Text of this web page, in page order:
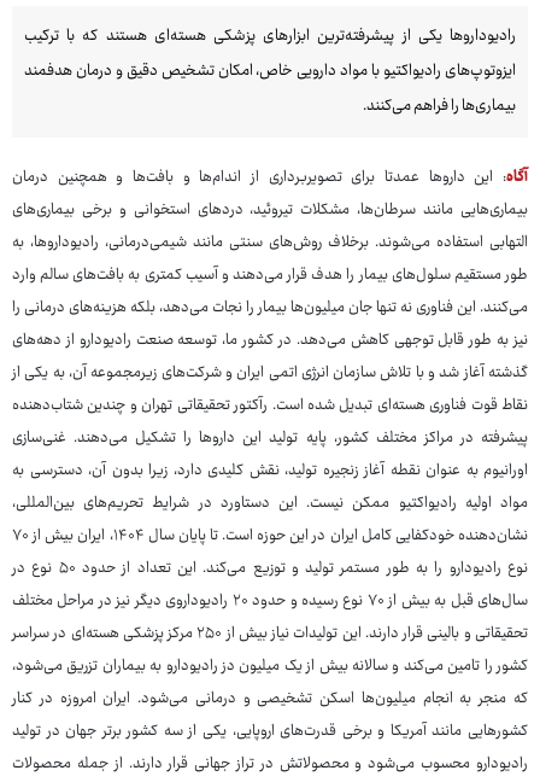
رادیوداروها یکی از پیشرفته‌ترین ابزارهای پزشکی هسته‌ای هستند که با ترکیب
ایزوتوپ‌های رادیواکتیو با مواد دارویی خاص، امکان تشخیص دقیق و درمان هدفمند
بیماری‌ها را فراهم می‌کنند.
آگاه: این داروها عمدتا برای تصویربرداری از اندام‌ها و بافت‌ها و همچنین درمان
بیماری‌هایی مانند سرطان‌ها، مشکلات تیروئید، دردهای استخوانی و برخی بیماری‌های
التهابی استفاده می‌شوند. برخلاف روش‌های سنتی مانند شیمی‌درمانی، رادیوداروها، به
طور مستقیم سلول‌های بیمار را هدف قرار می‌دهند و آسیب کمتری به بافت‌های سالم وارد
می‌کنند. این فناوری نه تنها جان میلیون‌ها بیمار را نجات می‌دهد، بلکه هزینه‌های درمانی را
نیز به طور قابل توجهی کاهش می‌دهد. در کشور ما، توسعه صنعت رادیودارو از دهه‌های
گذشته آغاز شد و با تلاش سازمان انرژی اتمی ایران و شرکت‌های زیرمجموعه آن، به یکی از
نقاط قوت فناوری هسته‌ای تبدیل شده است. رآکتور تحقیقاتی تهران و چندین شتاب‌دهنده
پیشرفته در مراکز مختلف کشور، پایه تولید این داروها را تشکیل می‌دهند. غنی‌سازی
اورانیوم به عنوان نقطه آغاز زنجیره تولید، نقش کلیدی دارد، زیرا بدون آن، دسترسی به
مواد اولیه رادیواکتیو ممکن نیست. این دستاورد در شرایط تحریم‌های بین‌المللی،
نشان‌دهنده خودکفایی کامل ایران در این حوزه است. تا پایان سال ۱۴۰۴، ایران بیش از ۷۰
نوع رادیودارو را به طور مستمر تولید و توزیع می‌کند. این تعداد از حدود ۵۰ نوع در
سال‌های قبل به بیش از ۷۰ نوع رسیده و حدود ۲۰ رادیوداروی دیگر نیز در مراحل مختلف
تحقیقاتی و بالینی قرار دارند. این تولیدات نیاز بیش از ۲۵۰ مرکز پزشکی هسته‌ای در سراسر
کشور را تامین می‌کند و سالانه بیش از یک میلیون دز رادیودارو به بیماران تزریق می‌شود،
که منجر به انجام میلیون‌ها اسکن تشخیصی و درمانی می‌شود. ایران امروزه در کنار
کشورهایی مانند آمریکا و برخی قدرت‌های اروپایی، یکی از سه کشور برتر جهان در تولید
رادیودارو محسوب می‌شود و محصولاتش در تراز جهانی قرار دارند. از جمله محصولات